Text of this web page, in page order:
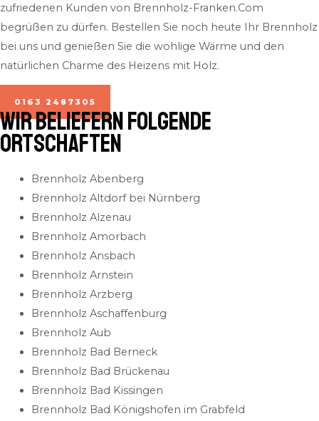
zufriedenen Kunden von Brennholz-Franken.Com
begrüßen zu dürfen. Bestellen Sie noch heute Ihr Brennholz
bei uns und genießen Sie die wohlige Wärme und den
natürlichen Charme des Heizens mit Holz.
0163 2487305
Wir beliefern folgende
Ortschaften
Brennholz Abenberg
Brennholz Altdorf bei Nürnberg
Brennholz Alzenau
Brennholz Amorbach
Brennholz Ansbach
Brennholz Arnstein
Brennholz Arzberg
Brennholz Aschaffenburg
Brennholz Aub
Brennholz Bad Berneck
Brennholz Bad Brückenau
Brennholz Bad Kissingen
Brennholz Bad Königshofen im Grabfeld